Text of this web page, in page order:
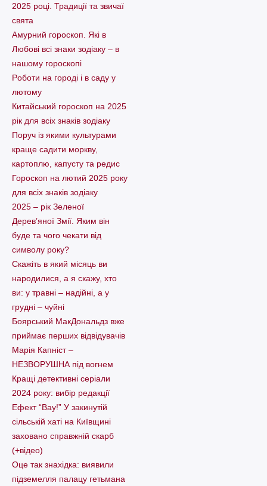
2025 році. Традиції та звичаї
свята
Амурний гороскоп. Які в
Любові всі знаки зодіаку – в
нашому гороскопі
Pоботи на городі і в саду у
лютому
Китайський гороскоп на 2025
рік для всіх знаків зодіаку
Поруч із якими культурами
краще садити моркву,
картоплю, капусту та редис
Гороскоп на лютий 2025 року
для всіх знаків зодіаку
2025 – рік Зеленої
Дерев’яної Змії. Яким він
буде та чого чекати від
символу року?
Скажіть в який місяць ви
народилися, а я скажу, хто
ви: у травні – надійні, а у
грудні – чуйні
Боярський МакДональдз вже
приймає перших відвідувачів
Марія Капніст –
НЕЗВОРУШНА під вогнем
Кращі детективні серіали
2024 року: вибір редакції
Ефект “Вау!” У закинутій
сільській хаті на Київщині
заховано справжній скарб
(+відео)
Оце так знахідка: виявили
підземелля палацу гетьмана